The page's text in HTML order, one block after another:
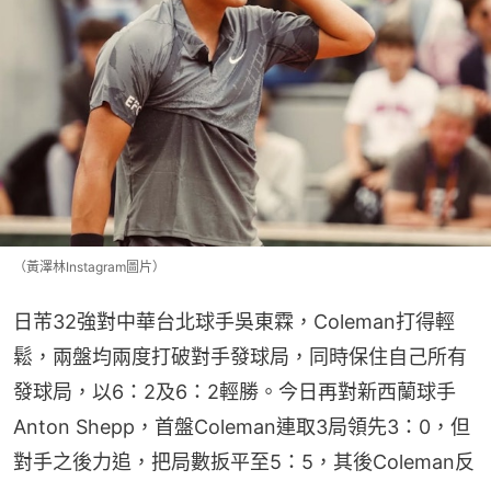
（黃澤林Instagram圖片）
日芾32強對中華台北球手吳東霖，Coleman打得輕
鬆，兩盤均兩度打破對手發球局，同時保住自己所有
發球局，以6：2及6：2輕勝。今日再對新西蘭球手
Anton Shepp，首盤Coleman連取3局領先3：0，但
對手之後力追，把局數扳平至5：5，其後Coleman反